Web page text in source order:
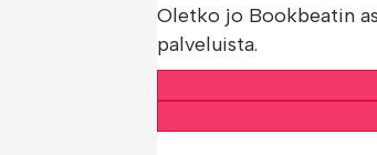
Oletko jo Bookbeatin
palveluista.